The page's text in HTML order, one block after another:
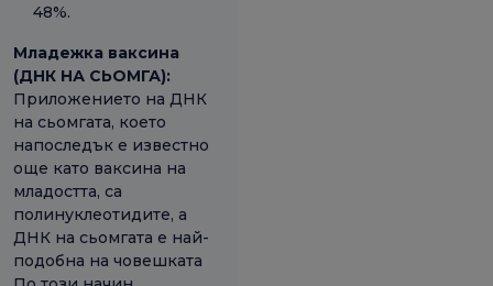
48%.
Младежка ваксина
(ДНК НА СЬОМГА):
Приложението на ДНК
на сьомгата, което
напоследък е известно
още като ваксина на
младостта, са
полинуклеотидите, а
ДНК на сьомгата е най-
подобна на човешката